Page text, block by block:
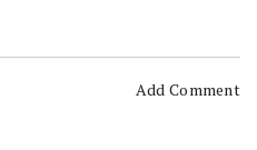
Add Comment